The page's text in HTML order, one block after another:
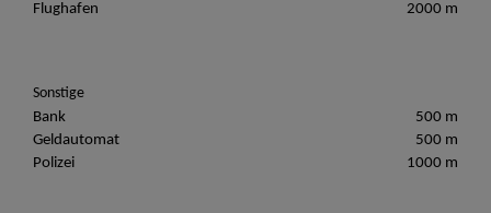
Flughafen
2000 m
Sonstige
Bank
500 m
Geldautomat
500 m
Polizei
1000 m